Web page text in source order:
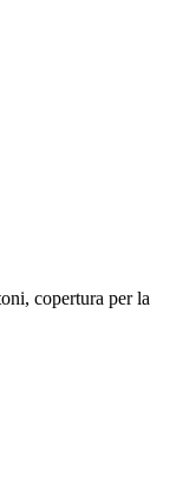
copertura per la